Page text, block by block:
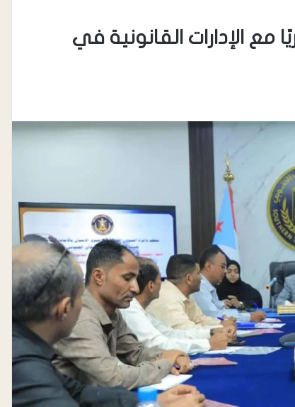
مع الإدارات القانونية في
المناضل سعيد
نموذج إنساني في رعاية مرضى